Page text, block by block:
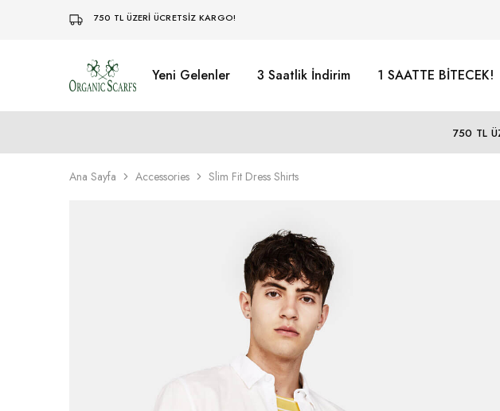
750 TL ÜZERİ ÜCRETSİZ KARGO!
Organikscarf Yeni Gelenler 3 Saatlik İndirim 1 SAATTE BİTECEK!
750 TL
Ana Sayfa Accessories Slim Fit Dress Shirts